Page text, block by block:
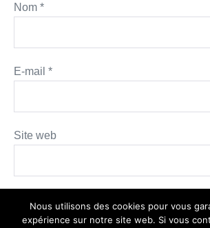
Nom *
E-mail *
Site web
Nous utilisons des cookies pour vous
expérience sur notre site web. Si vous